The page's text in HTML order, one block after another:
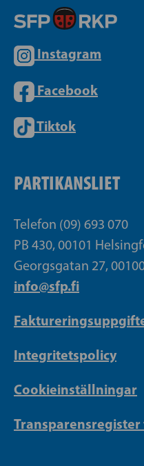
Instagram
Facebook
Tiktok
PARTIKANSLIET
Telefon (09) 693 070
PB 430, 00101
Georgsgatan 27,
info@sfp.fi
Integritetspolicy
Cookieinställningar